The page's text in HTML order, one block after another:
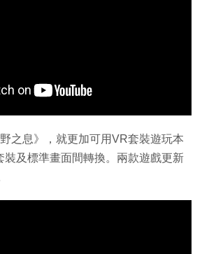
之息》，就更加可用VR套裝遊玩本
裝及標準畫面間轉換。兩款遊戲更新